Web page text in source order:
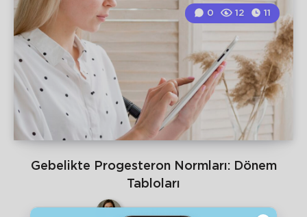
Gebelikte Progesteron Normları: Dönem
Tabloları
0 12 11